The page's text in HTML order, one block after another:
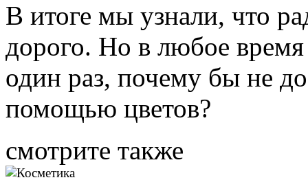
В итоге мы узнали, что
дорого. Но в любое
один раз, почему бы не
помощью цветов?
смотрите также